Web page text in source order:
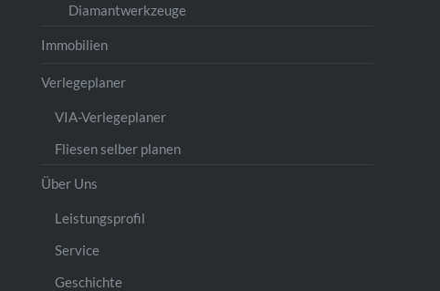
Diamantwerkzeuge
Immobilien
Verlegeplaner
VIA-Verlegeplaner
Fliesen selber planen
Über Uns
Leistungsprofil
Service
Geschichte